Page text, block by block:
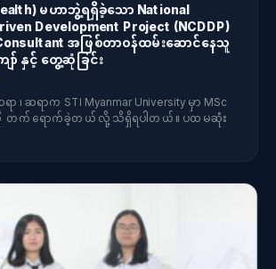
မဟာဘွဲ့ရရှိခဲ့သော National
Development Project (NCDDP)
အဖြစ်တာ၀န်ထမ်းဆောင်နေသူ
ော် နှင့် တွေ့ဆုံခြင်း
ရာ ၊ ဆရာက STI Myanmar University မှာ MSc
ကို တက်ရောက်ခဲ့တယ်လို့ သိရှိရပါတယ်။ ပထမဆုံး